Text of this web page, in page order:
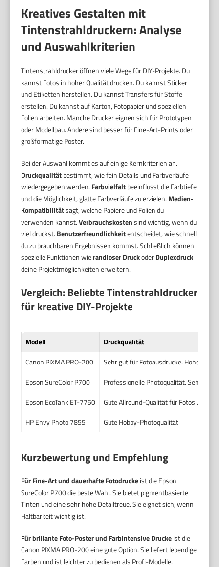
Kreatives Gestalten mit
Tintenstrahldruckern: Analyse
und Auswahlkriterien
Tintenstrahldrucker öffnen viele Wege für DIY-Projekte. Du
kannst Fotos in hoher Qualität drucken. Du kannst Sticker
und Etiketten herstellen. Du kannst Transfers für Stoffe
erstellen. Du kannst auf Karton, Fotopapier und speziellen
Folien arbeiten. Manche Drucker eignen sich für Prototypen
oder Modellbau. Andere sind besser für Fine-Art-Prints oder
großformatige Poster.
Bei der Auswahl kommt es auf einige Kernkriterien an.
Druckqualitätbestimmt, wie fein Details und Farbverläufe
wiedergegeben werden. Farbvielfaltbeeinflusst die Farbtiefe
und die Möglichkeit, glatte Farbverläufe zu erzielen. Medien-
Kompatibilitätsagt, welche Papiere und Folien du
verwenden kannst.Verbrauchskostensind wichtig, wenn du
viel druckst. Benutzerfreundlichkeitentscheidet, wie schnell
du zu brauchbaren Ergebnissen kommst. Schließlich können
spezielle Funktionen wierandloser DruckoderDuplexdruck
deine Projektmöglichkeiten erweitern.
Vergleich: Beliebte Tintenstrahldrucker
für kreative DIY-Projekte
Modell
Druckqualität
Canon PIXMA PRO-200
Sehr gut für Fotoausdrucke. Hohe
Epson SureColor P700
Professionelle Photoqualität. Sehr
Epson EcoTank ET-7750
Gute Allround-Qualität für Fotos und
HP Envy Photo 7855
Gute Hobby-Photoqualität
Kurzbewertung und Empfehlung
Für Fine-Art und dauerhafte Fotodruckeist die Epson
SureColor P700 die beste Wahl. Sie bietet pigmentbasierte
Tinten und eine sehr hohe Detailtreue. Sie eignet sich, wenn
Haltbarkeit wichtig ist.
Für brillante Foto-Poster und Farbintensive Druckeist die
Canon PIXMA PRO-200 eine gute Option. Sie liefert lebendige
Farben und ist leichter zu bedienen als Profi-Modelle.